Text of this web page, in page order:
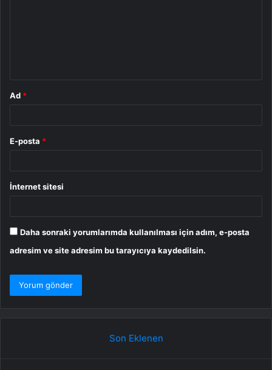
Ad *
E-posta *
İnternet sitesi
Daha sonraki yorumlarımda kullanılması için adım, e-posta
adresim ve site adresim bu tarayıcıya kaydedilsin.
Son Eklenen